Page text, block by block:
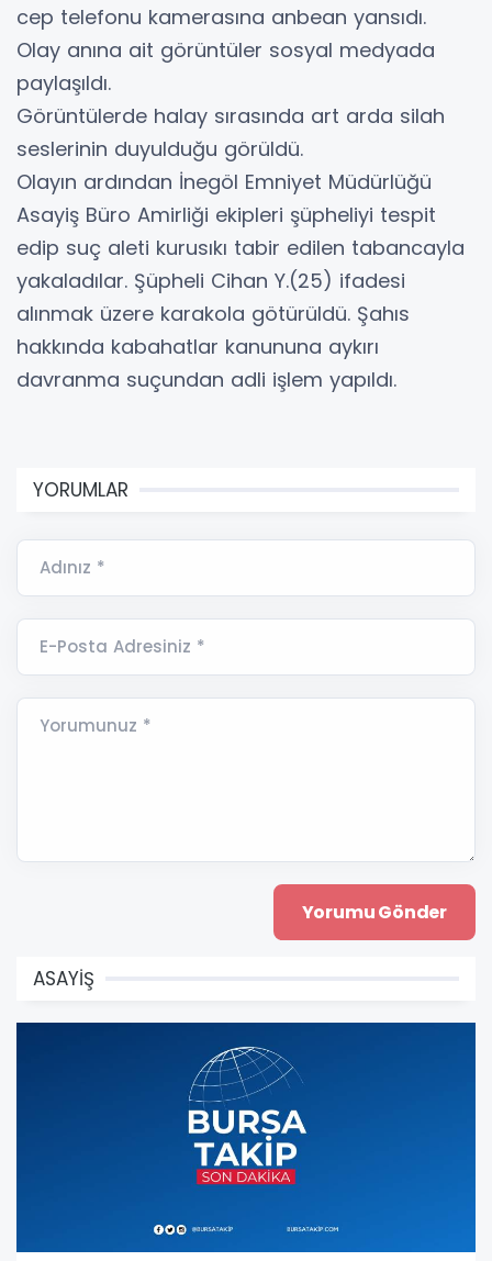
cep telefonu kamerasına anbean yansıdı.
Olay anına ait görüntüler sosyal medyada
paylaşıldı.
Görüntülerde halay sırasında art arda silah
seslerinin duyulduğu görüldü.
Olayın ardından İnegöl Emniyet Müdürlüğü
Asayiş Büro Amirliği ekipleri şüpheliyi tespit
edip suç aleti kurusıkı tabir edilen tabancayla
yakaladılar. Şüpheli Cihan Y.(25) ifadesi
alınmak üzere karakola götürüldü. Şahıs
hakkında kabahatlar kanununa aykırı
davranma suçundan adli işlem yapıldı.
YORUMLAR
Adınız *
E-Posta Adresiniz *
Yorumunuz *
ASAYİŞ